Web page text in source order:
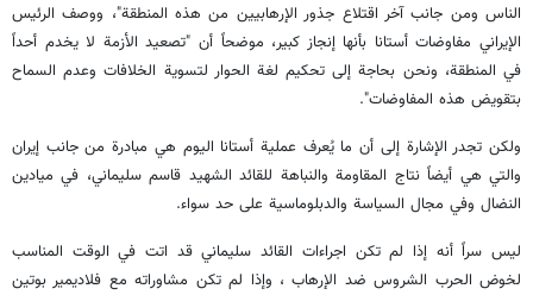
الناس ومن جانب آخر اقتلاع جذور الإرهابيين من هذه المنطقة"، ووصف الرئيس
الإيراني مفاوضات أستانا بأنها إنجاز كبير، موضحاً أن "تصعيد الأزمة لا يخدم أحداً
في المنطقة، ونحن بحاجة إلى تحكيم لغة الحوار لتسوية الخلافات وعدم السماح
بتقويض هذه المفاوضات".
ولكن تجدر الإشارة إلى أن ما يُعرف عملية أستانا اليوم هي مبادرة من جانب إيران
والتي هي أيضاً نتاج المقاومة والنباهة للقائد الشهيد قاسم سليماني، في ميادين
النضال وفي مجال السياسة والدبلوماسية على حد سواء.
ليس سراً أنه إذا لم تكن اجراءات القائد سليماني قد اتت في الوقت المناسب
لخوض الحرب الشروس ضد الإرهاب ، وإذا لم تكن مشاوراته مع فلاديمير بوتين